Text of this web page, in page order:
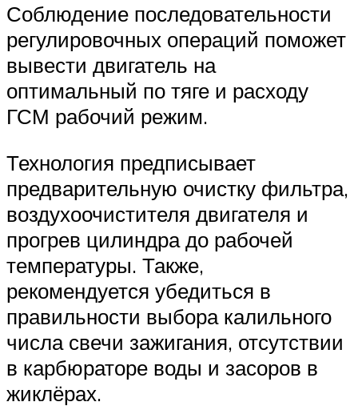
Соблюдение последовательности
регулировочных операций поможет
вывести двигатель на
оптимальный по тяге и расходу
ГСМ рабочий режим.
Технология предписывает
предварительную очистку фильтра,
воздухоочистителя двигателя и
прогрев цилиндра до рабочей
температуры. Также,
рекомендуется убедиться в
правильности выбора калильного
числа свечи зажигания, отсутствии
в карбюраторе воды и засоров в
жиклёрах.